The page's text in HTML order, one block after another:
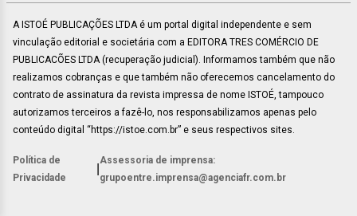
A ISTOÉ PUBLICAÇÕES LTDA é um portal digital independente e sem
vinculação editorial e societária com a EDITORA TRES COMÉRCIO DE
PUBLICACÕES LTDA (recuperação judicial). Informamos também que não
realizamos cobranças e que também não oferecemos cancelamento do
contrato de assinatura da revista impressa de nome ISTOÉ, tampouco
autorizamos terceiros a fazê-lo, nos responsabilizamos apenas pelo
conteúdo digital “https://istoe.com.br” e seus respectivos sites.
Política de
Privacidade
Assessoria de imprensa:
grupoentre.imprensa@agenciafr.com.br